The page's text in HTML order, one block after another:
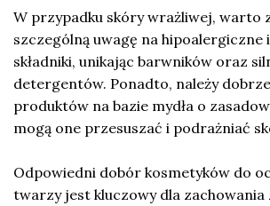
W przypadku skóry wrażliwej, warto
szczególną uwagę na hipoalergiczne
składniki, unikając barwników oraz
detergentów. Ponadto, należy
produktów na bazie mydła o
mogą one przesuszać i podrażniać
Odpowiedni dobór kosmetyków do
twarzy jest kluczowy dla